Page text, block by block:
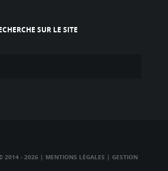
SUR LE SITE
2014 - 2026 | MENTIONS LÉGALES |GESTION